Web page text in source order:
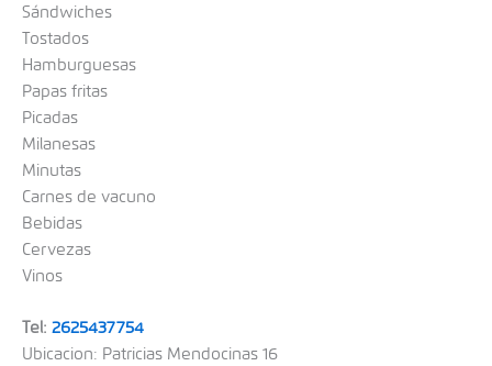
Sándwiches
Tostados
Hamburguesas
Papas fritas
Picadas
Milanesas
Minutas
Carnes de vacuno
Bebidas
Cervezas
Vinos
Tel: 2625437754
Ubicacion: Patricias Mendocinas 16